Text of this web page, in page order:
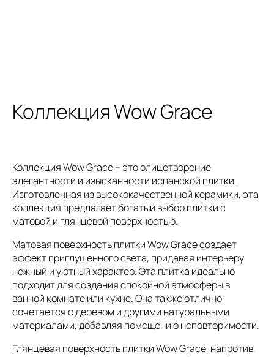
Коллекция Wow Grace
Коллекция Wow Grace – это олицетворение
элегантности и изысканности испанской плитки.
Изготовленная из высококачественной керамики, эта
коллекция предлагает богатый выбор плитки с
матовой и глянцевой поверхностью.
Матовая поверхность плитки Wow Grace создает
эффект приглушенного света, придавая интерьеру
нежный и уютный характер. Эта плитка идеально
подходит для создания спокойной атмосферы в
ванной комнате или кухне. Она также отлично
сочетается с деревом и другими натуральными
материалами, добавляя помещению неповторимости.
Глянцевая поверхность плитки Wow Grace, напротив,